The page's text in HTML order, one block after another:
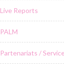
Live Reports
PALM
Partenariats /